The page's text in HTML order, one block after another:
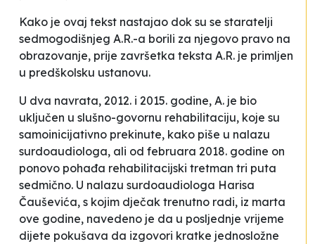
Kako je ovaj tekst nastajao dok su se staratelji
sedmogodišnjeg A.R.-a borili za njegovo pravo na
obrazovanje, prije završetka teksta A.R. je primljen
u predškolsku ustanovu.
U dva navrata, 2012. i 2015. godine, A. je bio
uključen u slušno-govornu rehabilitaciju, koje su
samoinicijativno prekinute, kako piše u nalazu
surdoaudiologa, ali od februara 2018. godine on
ponovo pohađa rehabilitacijski tretman tri puta
sedmično. U nalazu surdoaudiologa Harisa
Čauševića, s kojim dječak trenutno radi, iz marta
ove godine, navedeno je da u posljednje vrijeme
dijete pokušava da izgovori kratke jednosložne